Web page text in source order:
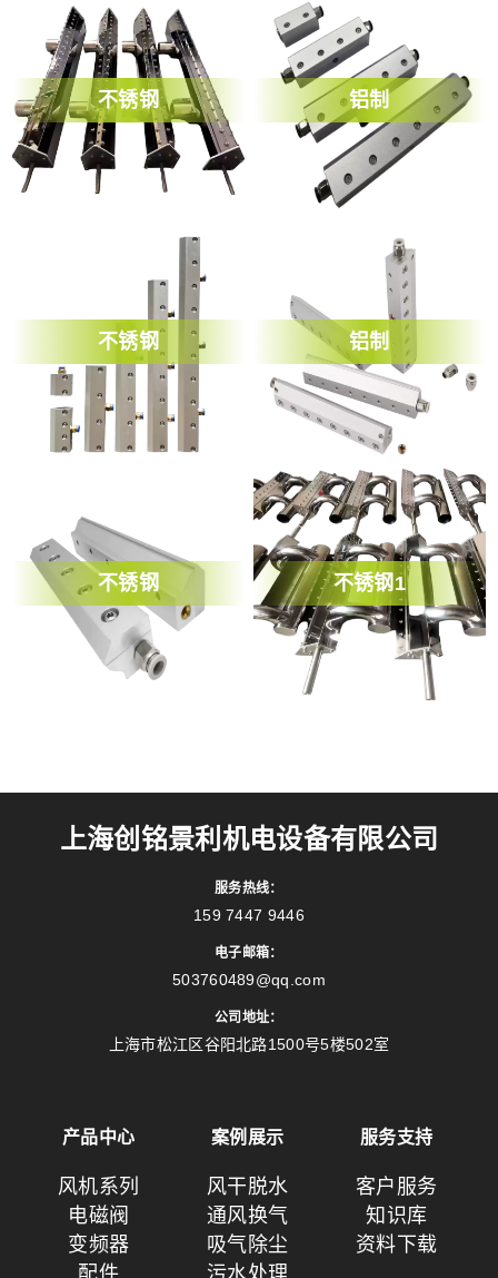
不锈钢 铝制
不锈钢 铝制
不锈钢 不锈钢1
上海创铭景利机电设备有限公司
服务热线：
159 7447 9446
电子邮箱：
503760489@qq.com
公司地址：
上海市松江区谷阳北路1500号5楼502室
产品中心
风机系列
电磁阀
变频器
案例展示
风干脱水
通风换气
吸气除尘
服务支持
客户服务
知识库
资料下载